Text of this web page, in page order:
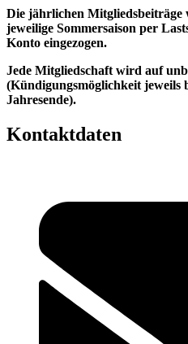
Die jährlichen
jeweilige Sommersaison per
Konto eingezogen.
Jede Mitgliedschaft wird auf
(Kündigungsmöglichkeit jeweils
Jahresende).
Kontaktdaten